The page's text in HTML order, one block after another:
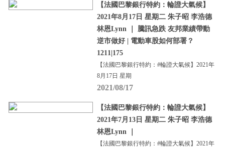
【法國巴黎銀行特約：輪證大氣候】
2021年8月17日 星期二 朱子昭 李浩德
林恩Lynn ｜ 騰訊急跌 友邦業績帶動
逆市做好 | 電動車股如何部署？
1211|175
【法國巴黎銀行特約：#輪證大氣候】2021年
8月17日 星期
2021/08/17
【法國巴黎銀行特約：輪證大氣候】
2021年7月13日 星期二 朱子昭 李浩德
林恩Lynn ｜
【法國巴黎銀行特約：#輪證大氣候】2021年